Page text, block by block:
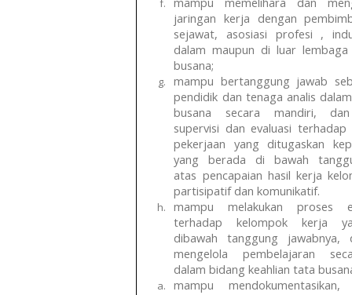
jaringan kerja dengan
sejawat, asosiasi profesi ,
dalam maupun di luar
busana;
mampu bertanggung jawab
pendidik dan tenaga analis
busana secara mandiri, dan
supervisi dan evaluasi terhadap
pekerjaan yang ditugaskan
yang berada di bawah
atas pencapaian hasil kerja
partisipatif dan komunikatif.
mampu melakukan proses
terhadap kelompok kerja
dibawah tanggung jawabnya,
mengelola pembelajaran
dalam bidang keahlian tata
mampu mendokumentasikan,